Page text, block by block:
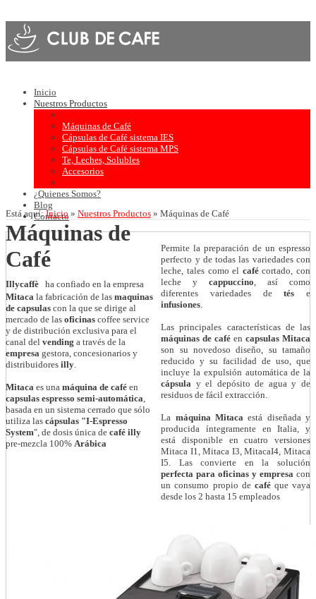
Inicio
Nuestros Productos
Máquinas de Café
Cápsulas de Café sistema IES
Cápsulas de Café sistema MPS
Te, Leches, Solubles
Accesorios
¿Quienes Somos?
Blog
Contacto
Está aquí:Inicio » Nuestros Productos » Máquinas de Café
Máquinas de
Café
Illycaffè ha confiado en la empresa
Mitaca la fabricación de las maquinas
de capsulas con la que se dirige al
mercado de las oficinas coffee service
y de distribución exclusiva para el
canal del vending a través de la
empresa gestora, concesionarios y
distribuidores illy.
Mitaca es una máquina de café en
capsulas espresso semi-automática,
basada en un sistema cerrado que sólo
utiliza las cápsulas "I-Espresso
System", de dosis única de café illy
pre-mezcla 100% Arábica
Permite la preparación de un espresso
perfecto y de todas las variedades con
leche, tales como el cafécortado, con
leche ycappuccino, así como
diferentes variedades detés e
infusiones.
Las principales características de las
máquinas de café encapsulas Mitaca
son su novedoso diseño, su tamaño
reducido y su facilidad de uso, que
incluye la expulsión automática de la
cápsula y el depósito de agua y de
residuos de fácil extracción.
La máquina Mitaca está diseñada y
producida íntegramente en Italia, y
está disponible en cuatro versiones
Mitaca I1, Mitaca I3, MitacaI4, Mitaca
I5. Las convierte en la solución
perfecta para oficinas y empresa con
un consumo propio de caféque vaya
desde los 2 hasta 15 empleados